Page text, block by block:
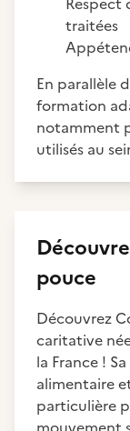
traitées
En parallèle
formation
notamment
utilisés au
pouce
Découvrez
caritative
la France !
alimentaire
particulière